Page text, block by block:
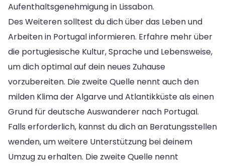
Aufenthaltsgenehmigung in Lissabon.
Des Weiteren solltest du dich über das Leben und
Arbeiten in Portugal informieren. Erfahre mehr über
die portugiesische Kultur, Sprache und Lebensweise,
um dich optimal auf dein neues Zuhause
vorzubereiten. Die zweite Quelle nennt auch den
milden Klima der Algarve und Atlantikküste als einen
Grund für deutsche Auswanderer nach Portugal.
Falls erforderlich, kannst du dich an Beratungsstellen
wenden, um weitere Unterstützung bei deinem
Umzug zu erhalten. Die zweite Quelle nennt